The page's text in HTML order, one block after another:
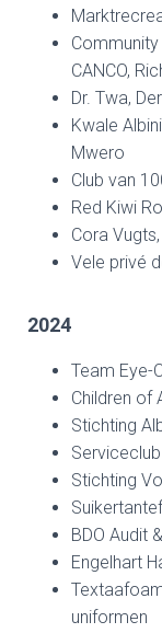
CANCO,
Dr. Twa,
Kwale
Mwero
Club van
Red Kiwi
Cora
Vele privé
2024
Team Eye-
Children of
Stichting
Stichting
BDO Audit
Engelhart
uniformen